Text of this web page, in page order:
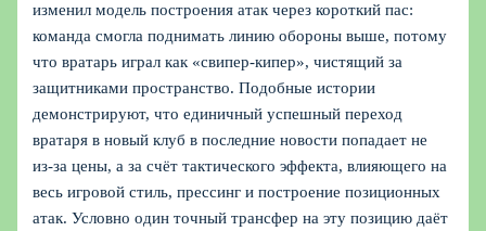
изменил модель построения атак через короткий пас:
команда смогла поднимать линию обороны выше, потому
что вратарь играл как «свипер‑кипер», чистящий за
защитниками пространство. Подобные истории
демонстрируют, что единичный успешный переход
вратаря в новый клуб в последние новости попадает не
из‑за цены, а за счёт тактического эффекта, влияющего на
весь игровой стиль, прессинг и построение позиционных
атак. Условно один точный трансфер на эту позицию даёт